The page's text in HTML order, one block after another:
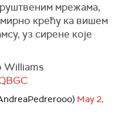
мрежама,
мирно крећу ка вишем
уз сирене које
Williams
May 2,